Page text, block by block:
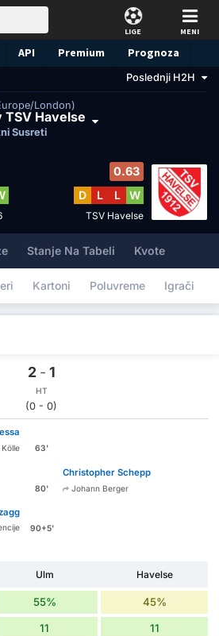
LIGE MENI
API Premium Prognoza
Poslednji H2H
London)
TSV Havelse
Susreti
0.63
D
L L W
TSV Havelse
Stanje Na Tabeli Kvote
Kartoni Poluvreme Igrači
2 - 1
HT
(0 - 0)
63'
80'
Christopher Schepp
Johann Berger
90+5'
Ulm Havelse
55% 45%
11 11